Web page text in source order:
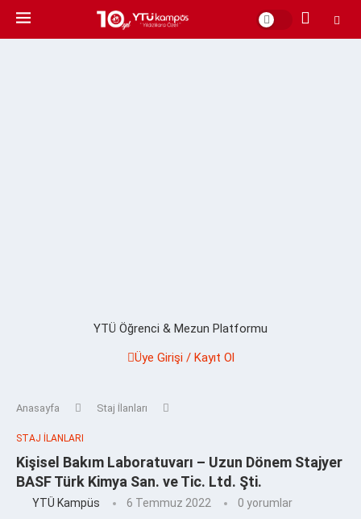
YTÜ Öğrenci & Mezun Platformu
Üye Girişi / Kayıt Ol
Anasayfa Staj İlanları
STAJ İLANLARI
Kişisel Bakım Laboratuvarı – Uzun Dönem Stajyer
BASF Türk Kimya San. ve Tic. Ltd. Şti.
YTÜ Kampüs 6 Temmuz 2022 0 yorumlar